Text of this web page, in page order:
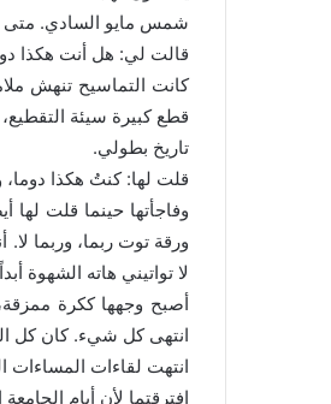
شمس مايو السادي. متى
قالت لي: هل أنت هكذا
كانت التماسيح تنهش
قطع كبيرة سيئة
تاريخ بطولي.
قلت لها: كنتُ هكذا دوما،
وفاجأتها حينما قلت لها
ورقة توت ربما، وربما
لا تواتيني هاته
أصبح وجهها ككرة
انتهى كل شيء. كان كل
انتهت لقاءات
افترقتما لأن أيام